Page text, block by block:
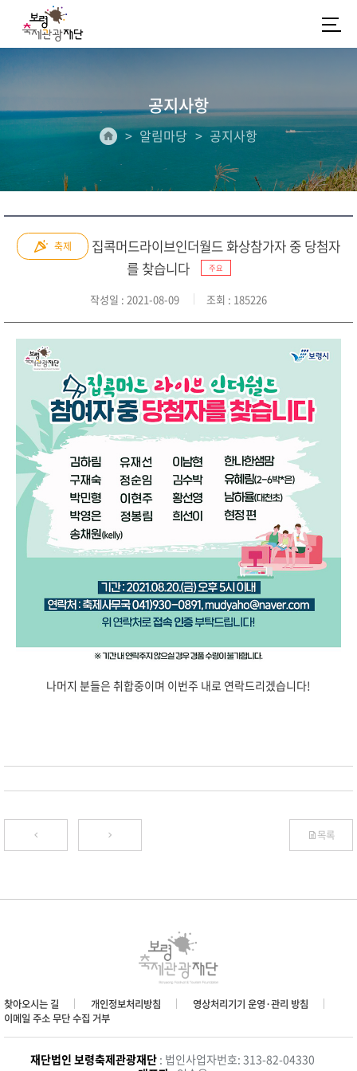
공지사항
알림마당 공지사항
축제
집콕머드라이브인더월드 화상참가자 중 당첨자
를 찾습니다
주요
작성일 : 2021-08-09 조회 : 185226
나머지 분들은 취합중이며 이번주 내로 연락드리겠습니다!
목록
찾아오시는 길 개인정보처리방침
영상처리기기 운영·관리 방침
이메일 주소 무단 수집 거부
재단법인 보령축제관광재단 : 법인사업자번호: 313-82-04330